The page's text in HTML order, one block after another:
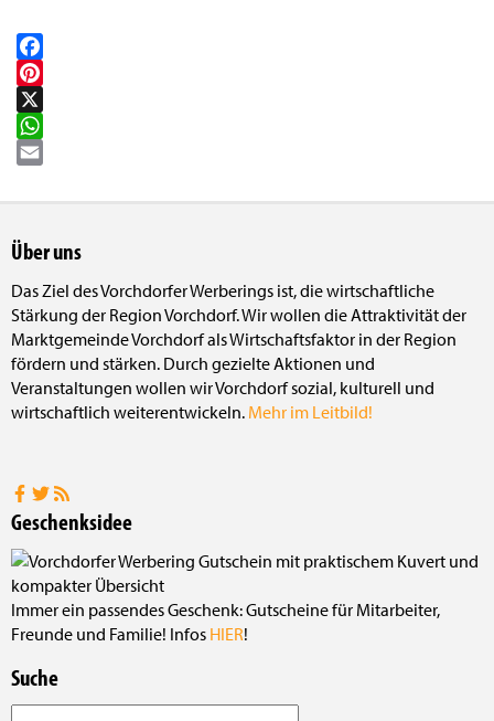
Facebook
Pinterest
X
WhatsApp
Über uns
Das Ziel des Vorchdorfer Werberings ist, die wirtschaftliche
Stärkung der Region Vorchdorf. Wir wollen die Attraktivität der
Marktgemeinde Vorchdorf als Wirtschaftsfaktor in der Region
fördern und stärken. Durch gezielte Aktionen und
Veranstaltungen wollen wir Vorchdorf sozial, kulturell und
wirtschaftlich weiterentwickeln. Mehr im Leitbild!
Geschenksidee
Immer ein passendes Geschenk: Gutscheine für Mitarbeiter,
Freunde und Familie! Infos HIER!
Suche